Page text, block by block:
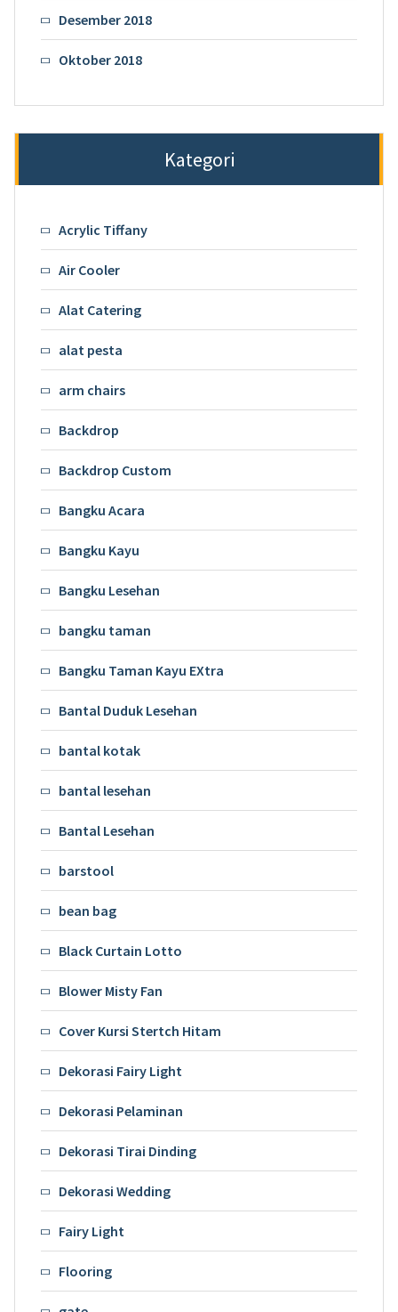
Desember 2018
Oktober 2018
Kategori
Acrylic Tiffany
Air Cooler
Alat Catering
alat pesta
arm chairs
Backdrop
Backdrop Custom
Bangku Acara
Bangku Kayu
Bangku Lesehan
bangku taman
Bangku Taman Kayu EXtra
Bantal Duduk Lesehan
bantal kotak
bantal lesehan
Bantal Lesehan
barstool
bean bag
Black Curtain Lotto
Blower Misty Fan
Cover Kursi Stertch Hitam
Dekorasi Fairy Light
Dekorasi Pelaminan
Dekorasi Tirai Dinding
Dekorasi Wedding
Fairy Light
Flooring